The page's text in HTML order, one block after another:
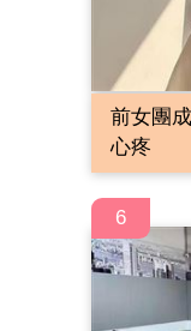
前女團
心疼
6